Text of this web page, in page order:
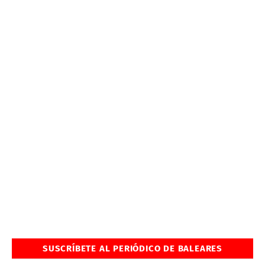
SUSCRÍBETE AL PERIÓDICO DE BALEARES